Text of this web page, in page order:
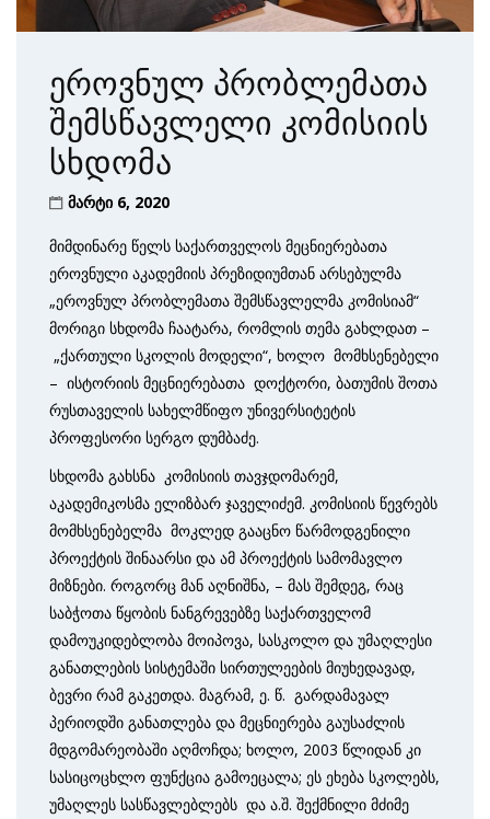
ეროვნულ პრობლემათა
შემსწავლელი კომისიის
სხდომა
მარტი 6, 2020
მიმდინარე წელს საქართველოს მეცნიერებათა
ეროვნული აკადემიის პრეზიდიუმთან არსებულმა
„ეროვნულ პრობლემათა შემსწავლელმა კომისიამ“
მორიგი სხდომა ჩაატარა, რომლის თემა გახლდათ –
„ქართული სკოლის მოდელი“, ხოლო მომხსენებელი
– ისტორიის მეცნიერებათა დოქტორი, ბათუმის შოთა
რუსთაველის სახელმწიფო უნივერსიტეტის
პროფესორი სერგო დუმბაძე.
სხდომა გახსნა კომისიის თავჯდომარემ,
აკადემიკოსმა ელიზბარ ჯაველიძემ. კომისიის წევრებს
მომხსენებელმა მოკლედ გააცნო წარმოდგენილი
პროექტის შინაარსი და ამ პროექტის სამომავლო
მიზნები. როგორც მან აღნიშნა, – მას შემდეგ, რაც
საბჭოთა წყობის ნანგრევებზე საქართველომ
დამოუკიდებლობა მოიპოვა, სასკოლო და უმაღლესი
განათლების სისტემაში სირთულეების მიუხედავად,
ბევრი რამ გაკეთდა. მაგრამ, ე. წ. გარდამავალ
პერიოდში განათლება და მეცნიერება გაუსაძლის
მდგომარეობაში აღმოჩდა; ხოლო, 2003 წლიდან კი
სასიცოცხლო ფუნქცია გამოეცალა; ეს ეხება სკოლებს,
უმაღლეს სასწავლებლებს და ა.შ. შექმნილი მძიმე